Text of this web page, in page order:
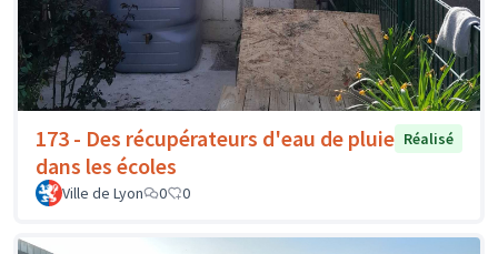
173 - Des récupérateurs d'eau de pluie
dans les écoles
Réalisé
Ville de Lyon 0 0